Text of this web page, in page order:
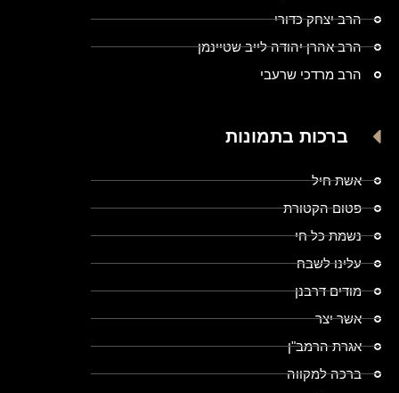
הרב יצחק כדורי
הרב אהרן יהודה לייב שטיינמן
הרב מרדכי שרעבי
ברכות בתמונות
אשת חיל
פטום הקטורת
נשמת כל חי
עלינו לשבח
מודים דרבנן
אשר יצר
אגרת הרמב"ן
ברכה למקווה